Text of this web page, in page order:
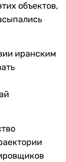
объектов,
иранским